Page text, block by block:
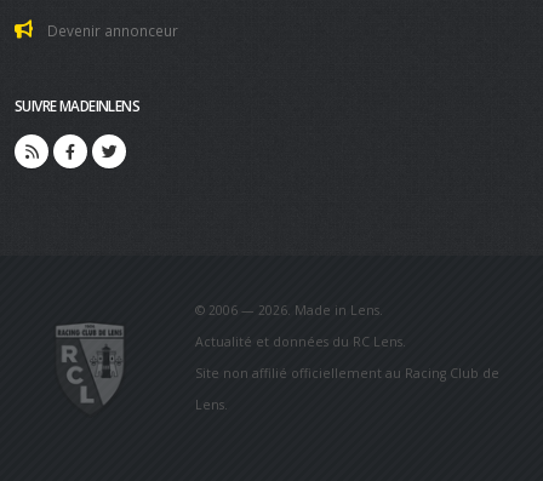
Devenir annonceur
SUIVRE MADEINLENS
© 2006 — 2026. Made in Lens.
Actualité et données du RC Lens.
Site non affilié officiellement au Racing Club de
Lens.